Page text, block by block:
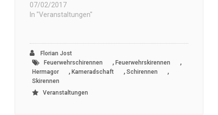
07/02/2017
In "Veranstaltungen"
Florian Jost
Feuerwehrschirennen
, Feuerwehrskirennen ,
Hermagor , Kameradschaft , Schirennen ,
Skirennen
Veranstaltungen